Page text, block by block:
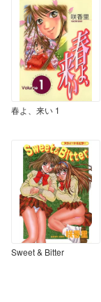
春よ、来い 1
Sweet & Bitter